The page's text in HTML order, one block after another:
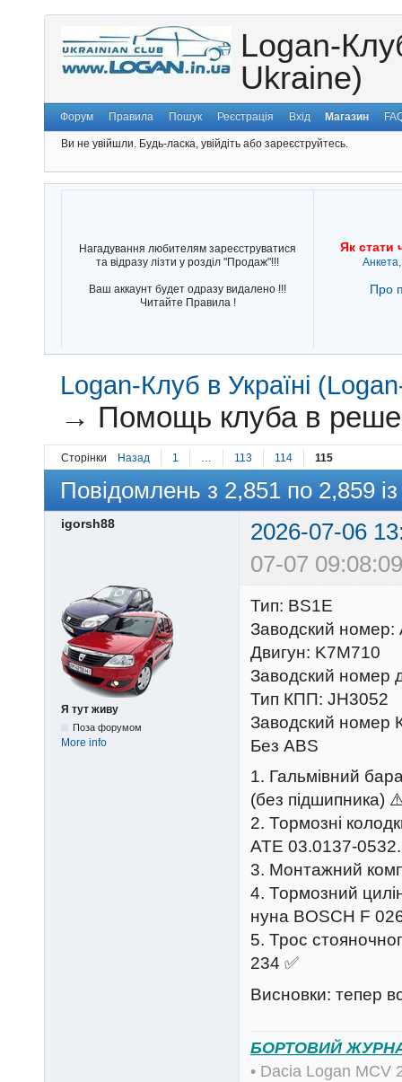
Logan-
Ukraine)
Форум Правила Пошук Реєстрація Вхід Магазин
Ви не увійшли. Будь-ласка, увійдіть або зареєструйтесь.
Нагадування любителям зареєструватися
та відразу лізти у розділ "Продаж"!!!
Ваш аккаунт будет одразу видалено !!!
Читайте Правила !
Як стати
Про
Logan-Клуб в Україні
→ Помощь клуба в
Сторінки Назад 1 113 114 115
Повідомлень з 2,851 по 2,859
igorsh88
2026-07-06
07-07
Я тут живу
Поза форумом
More info
Тип: BS1E
Заводский номер:
Двигун: K7M710
Заводский номер
Тип КПП: JH3052
Заводский номер
Без ABS
1. Гальмівний
(без підшипника)
2. Тормозні
ATE 03.0137-
3. Монтажний
4. Тормозний
нуна BOSCH F
5. Трос
234 ✅
Висновки: тепер
БОРТОВИЙ
• Dacia Logan